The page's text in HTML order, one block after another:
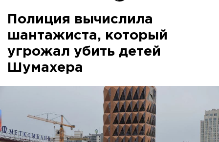
Полиция вычислила
шантажиста, который
угрожал убить детей
Шумахера